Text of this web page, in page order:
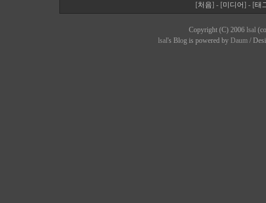
[처음] - [미디어] - [태
Copyright (C) 2006 lsal
lsal's Blog is powered by Daum/